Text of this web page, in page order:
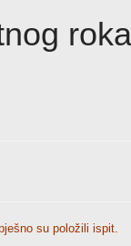
su položili ispit.